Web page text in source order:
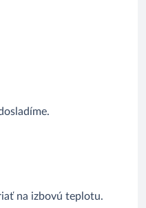
na izbovú teplotu.